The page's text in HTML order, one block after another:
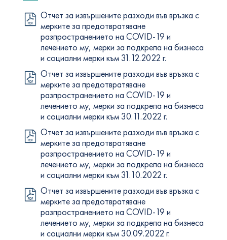
Отчет за извършените разходи във връзка с
мерките за предотвратяване
разпространението на COVID-19 и
лечението му, мерки за подкрепа на бизнеса
и социални мерки към 31.12.2022 г.
Отчет за извършените разходи във връзка с
мерките за предотвратяване
разпространението на COVID-19 и
лечението му, мерки за подкрепа на бизнеса
и социални мерки към 30.11.2022 г.
Отчет за извършените разходи във връзка с
мерките за предотвратяване
разпространението на COVID-19 и
лечението му, мерки за подкрепа на бизнеса
и социални мерки към 31.10.2022 г.
Отчет за извършените разходи във връзка с
мерките за предотвратяване
разпространението на COVID-19 и
лечението му, мерки за подкрепа на бизнеса
и социални мерки към 30.09.2022 г.